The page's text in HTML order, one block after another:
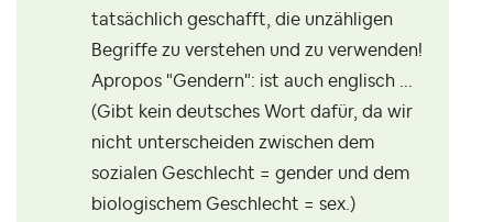
tatsächlich geschafft, die unzähligen
Begriffe zu verstehen und zu verwenden!
Apropos "Gendern": ist auch englisch ...
(Gibt kein deutsches Wort dafür, da wir
nicht unterscheiden zwischen dem
sozialen Geschlecht = gender und dem
biologischem Geschlecht = sex.)